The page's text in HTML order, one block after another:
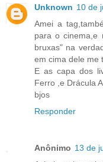
Unknown 10 de
Amei a
para o cinema,e
bruxas" na
em cima dele me
E as capa dos
Ferro ,e Drácula
bjos
Responder
Anônimo 13 de